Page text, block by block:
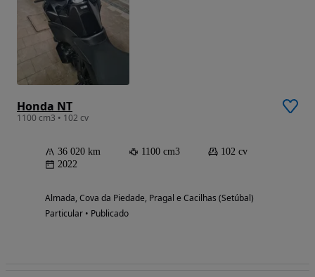
Honda NT
1100 cm3 • 102 cv
36 020 km 1100 cm3
102 cv
2022
Almada, Cova da Piedade, Pragal e Cacilhas (Setúbal)
Particular • Publicado